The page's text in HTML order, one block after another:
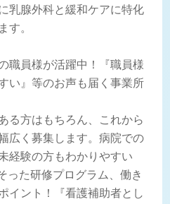
乳腺外科と緩和ケアに特化
す。
職員様が活躍中！『職員様
い』等のお声も届く事業所
る方はもちろん、これから
広く募集します。病院での
経験の方もわかりやすい
った研修プログラム、働き
イント！『看護補助者とし